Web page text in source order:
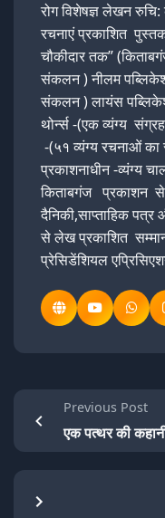
रोग विशेषज्ञ लेखन
रचनाएं प्रकाशित पुस्तक
चौकीदार तक”
संकलन ) नीलम
संकलन ) लायंस
थोर्न्स -(एक व्यंग्य
-(५१ व्यंग्य रचनाओं
प्रकाशनाधीन -व्यंग्य
किताबगंज प्रकाशन
दैनिकी,साप्ताहिक
से लेख प्रकाशित सम्मान
प्रेसिडेंशियल
Previous Post
एक पत्थर की